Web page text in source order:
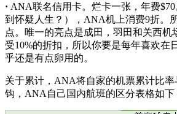
· ANA联名信用卡。烂卡一张，年费
到怀疑人生？），ANA机上消费9折。
点。唯一的亮点是成田，羽田和关西
受10%的折扣，所以你要是每年喜欢在
乎还是有点卵用的。
关于累计，ANA将自家的机票累计比
钩，ANA自己国内航班的区分表格如下